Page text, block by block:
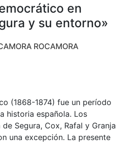
en
y su entorno»
ROCAMORA
(1868-1874) fue un período
historia española. Los
Segura, Cox, Rafal y Granja
una excepción. La presente